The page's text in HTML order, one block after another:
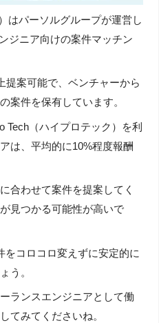
はパーソルグループが運営し
ジニア向けの案件マッチン
提案可能で、ベンチャーから
案件を保有しています。
Tech（ハイプロテック）を利
は、平均的に10%程度報酬
合わせて案件を提案してく
見つかる可能性が高いで
をコロコロ変えずに安定的に
う。
ランスエンジニアとして働
てみてくださいね。